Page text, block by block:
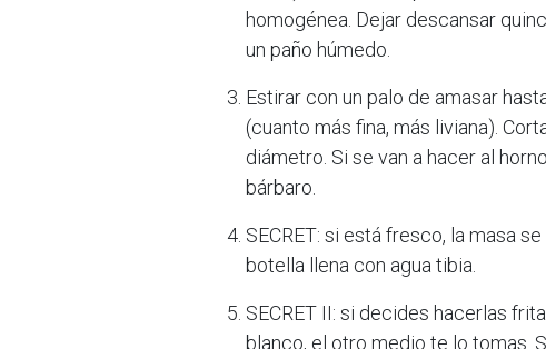
homogénea. Dejar descansar
un paño húmedo.
Estirar con un palo de amasar
(cuanto más fina, más liviana).
diámetro. Si se van a hacer al
bárbaro.
SECRET: si está fresco, la masa
botella llena con agua tibia.
SECRET II: si decides hacerlas
blanco, el otro medio te lo tomas.